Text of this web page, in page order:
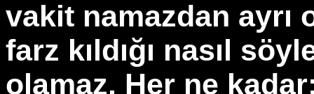
vakit namazdan ayrı
farz kıldığı nasıl
olamaz. Her ne